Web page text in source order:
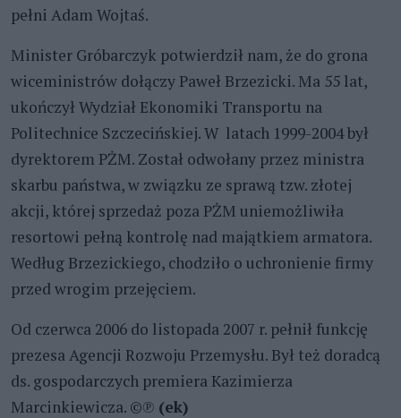
pełni Adam Wojtaś.
Minister Gróbarczyk potwierdził nam, że do grona
wiceministrów dołączy Paweł Brzezicki. Ma 55 lat,
ukończył Wydział Ekonomiki Transportu na
Politechnice Szczecińskiej. W latach 1999-2004 był
dyrektorem PŻM. Został odwołany przez ministra
skarbu państwa, w związku ze sprawą tzw. złotej
akcji, której sprzedaż poza PŻM uniemożliwiła
resortowi pełną kontrolę nad majątkiem armatora.
Według Brzezickiego, chodziło o uchronienie firmy
przed wrogim przejęciem.
Od czerwca 2006 do listopada 2007 r. pełnił funkcję
prezesa Agencji Rozwoju Przemysłu. Był też doradcą
ds. gospodarczych premiera Kazimierza
Marcinkiewicza. ©℗ (ek)